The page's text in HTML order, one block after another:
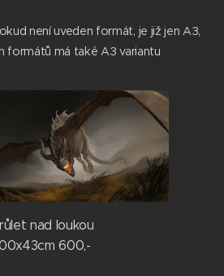
není uveden formát, je již jen A3,
formátů má také A3 variantu
nad loukou
600,-